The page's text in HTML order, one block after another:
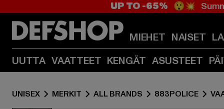
UP TO -65% 😲💥
MIEHET NAISET
UUTTA VAATTEET KENGÄT ASUSTEET
UNISEX MERKIT ALL BRANDS 883POLICE